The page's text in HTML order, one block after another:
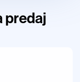
predaj